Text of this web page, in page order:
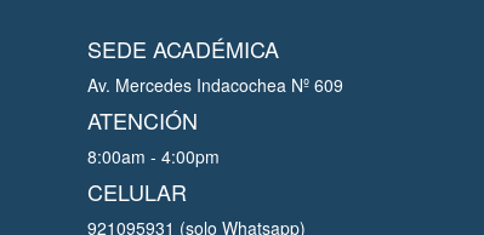
SEDE ACADÉMICA
Av. Mercedes Indacochea Nº 609
ATENCIÓN
8:00am - 4:00pm
CELULAR
921095931 (solo Whatsapp)